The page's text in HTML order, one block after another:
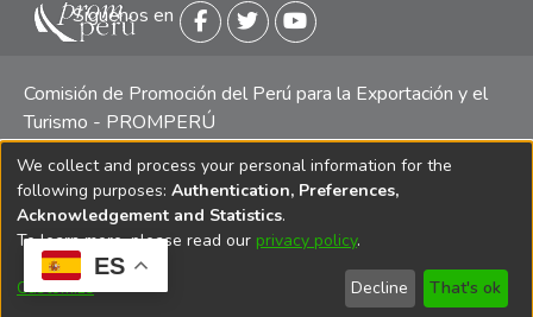
ES
Siguenos en
Comisión de Promoción del Perú para la Exportación y el
Turismo - PROMPERÚ
Central telefónica: (511) 616 7300 / 616 7400 Calle Uno
Oeste 50, Edificio Mincetur, Pisos 13 y 14, San Isidro -
Lima
Copyright 2025 PROMPERÚ
We collect and process your personal information for the
following purposes: Authentication, Preferences,
Acknowledgement and Statistics.
To learn more, please read our privacy policy.
Customize Decline That's ok